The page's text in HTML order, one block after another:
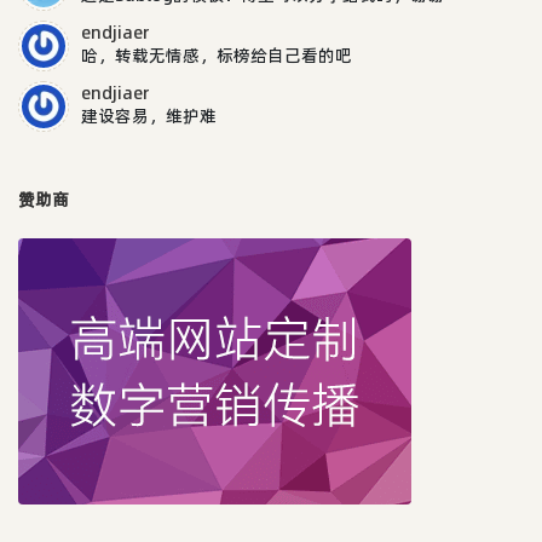
endjiaer
哈，转载无情感，标榜给自己看的吧
endjiaer
建设容易，维护难
赞助商